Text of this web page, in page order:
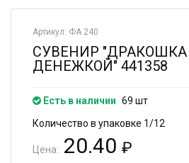
Артикул: ФА 240
СУВЕНИР
ДЕНЕЖКОЙ" 441358
Есть в наличии 69 шт
Количество в упаковке 1/12
Цена: 20.40 ₽